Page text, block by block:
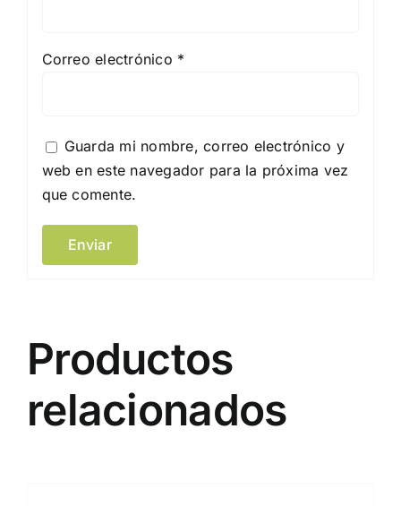
Correo electrónico *
Guarda mi nombre, correo electrónico y
web en este navegador para la próxima vez
que comente.
Productos
relacionados